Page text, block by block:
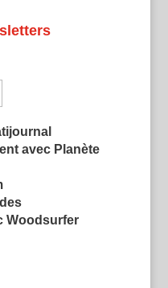
avec Planète
Woodsurfer